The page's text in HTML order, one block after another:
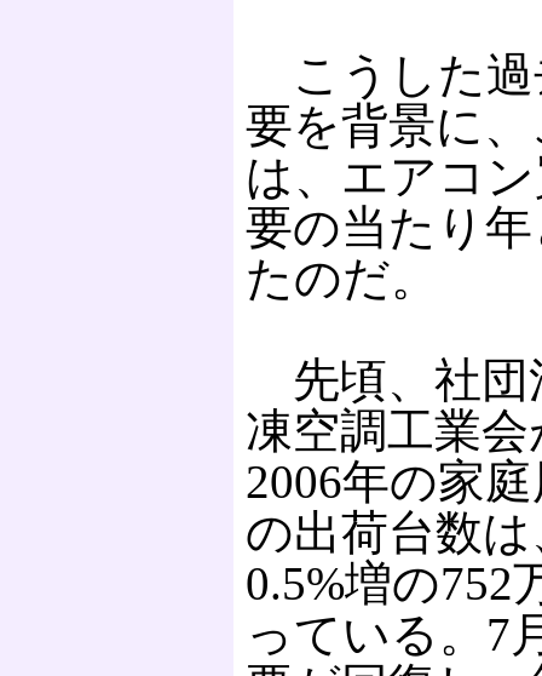
こうした過
要を背景に
は、エアコ
要の当たり
たのだ。
先頃、社団
凍空調工業
2006年の家
の出荷台数
0.5%増の752
っている。7